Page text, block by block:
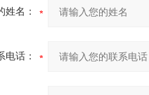
姓名：
电话：